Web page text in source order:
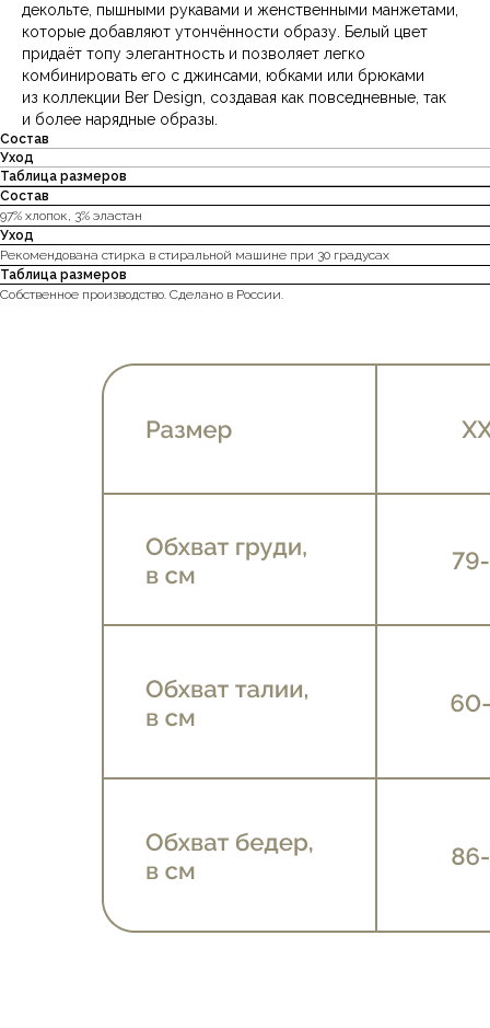
декольте, пышными рукавами и женственными манжетами,
которые добавляют утончённости образу. Белый цвет
придаёт топу элегантность и позволяет легко
комбинировать его с джинсами, юбками или брюками
из коллекции Ber Design, создавая как повседневные, так
и более нарядные образы.
Состав
Уход
Таблица размеров
Состав
97% хлопок, 3% эластан
Уход
Рекомендована стирка в стиральной машине при 30 градусах
Таблица размеров
Собственное производство. Сделано в России.